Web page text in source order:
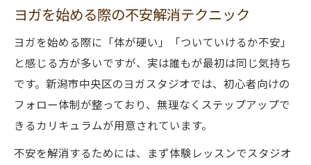
ヨガを始める際の不安解消テクニック
ヨガを始める際に「体が硬い」「ついていけるか不安」
と感じる方が多いですが、実は誰もが最初は同じ気持ち
です。新潟市中央区のヨガスタジオでは、初心者向けの
フォロー体制が整っており、無理なくステップアップで
きるカリキュラムが用意されています。
不安を解消するためには、まず体験レッスンでスタジオ